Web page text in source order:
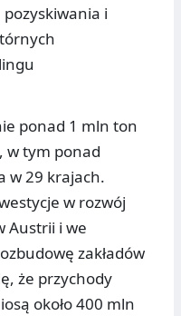
i
ponad 1 mln ton
w tym ponad
w 29 krajach.
w rozwój
Austrii i we
zakładów
że przychody
około 400 mln